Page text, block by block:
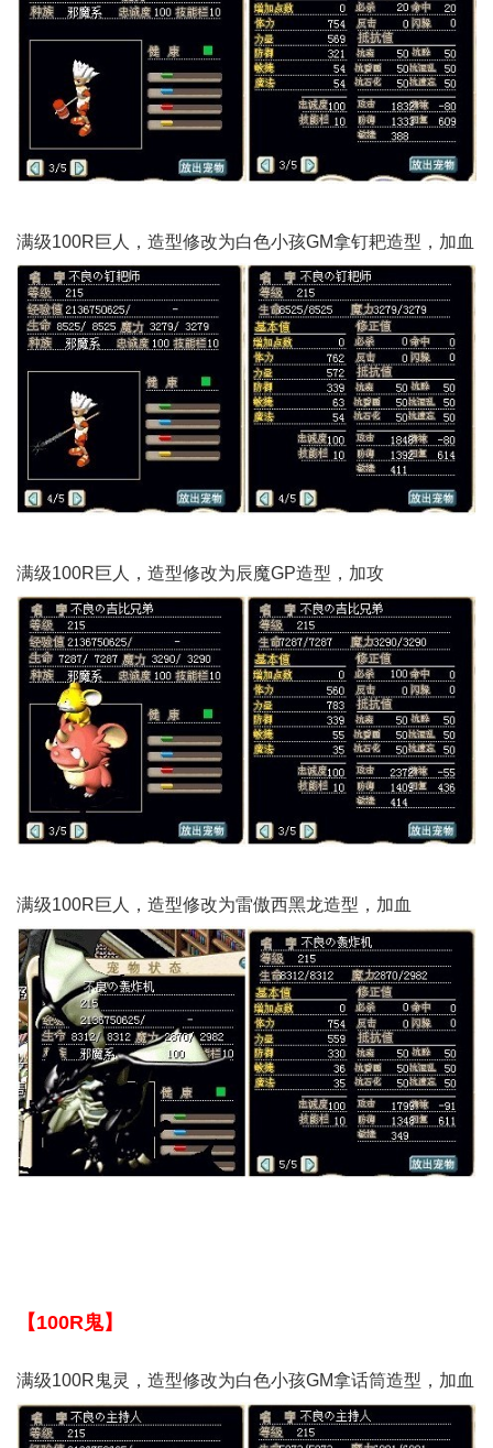
满级100R巨人，造型修改为白色小孩GM拿钉耙造型，加血
满级100R巨人，造型修改为辰魔GP造型，加攻
满级100R巨人，造型修改为雷傲西黑龙造型，加血
【100R鬼】
满级100R鬼灵，造型修改为白色小孩GM拿话筒造型，加血